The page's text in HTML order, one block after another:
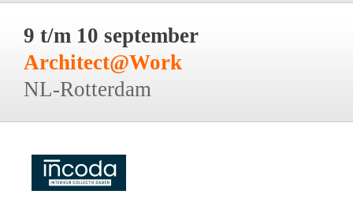
9 t/m 10 september
Architect@Work
NL-Rotterdam